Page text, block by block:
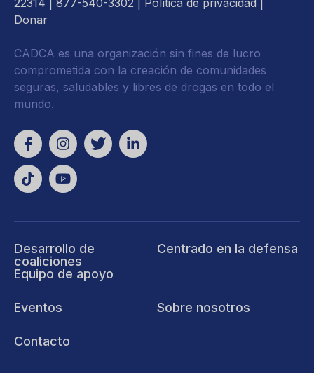
22314 | 877-540-3302 | Política de privacidad
Donar
CADCA es una organización sin fines de lucro
comprometida con la creación de comunidades
seguras, saludables y libres de drogas en todo el
mundo.
Desarrollo de
coaliciones
Equipo de apoyo
Centrado en la defensa
Eventos Sobre nosotros
Contacto